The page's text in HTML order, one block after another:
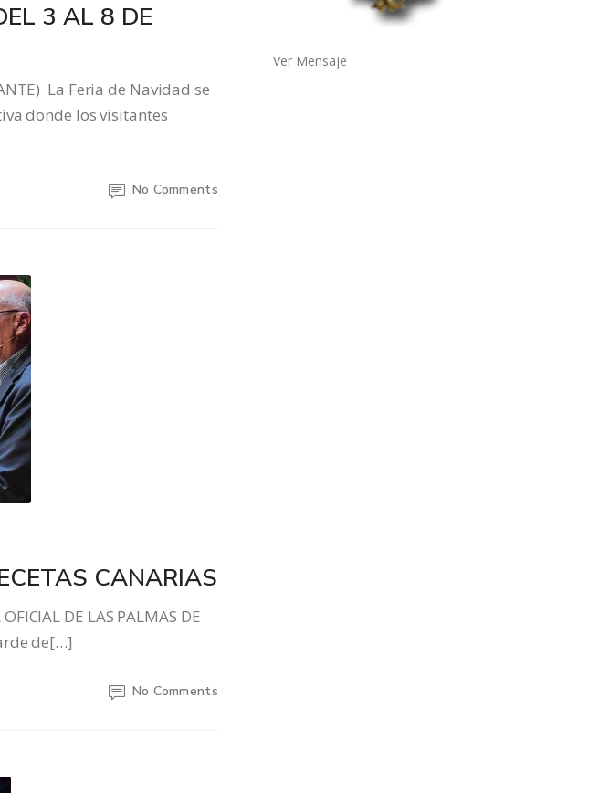
3 AL 8 DE
La Feria de Navidad se
donde los visitantes
No Comments
CANARIAS
DE LAS PALMAS DE
de[…]
No Comments
Ver Mensaje